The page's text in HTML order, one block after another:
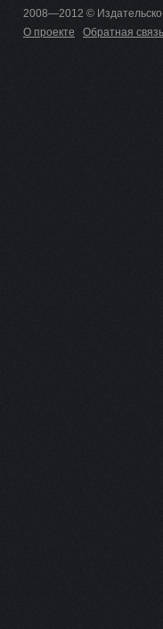
2008—2012 ©
О проекте
Обратная связь